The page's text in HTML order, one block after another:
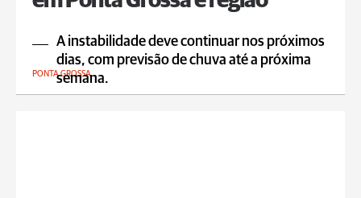
A instabilidade deve continuar nos próximos
dias, com previsão de chuva até a próxima
semana.
PONTA GROSSA